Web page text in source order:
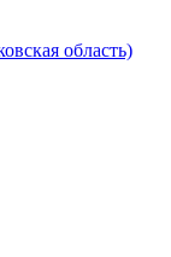
область)